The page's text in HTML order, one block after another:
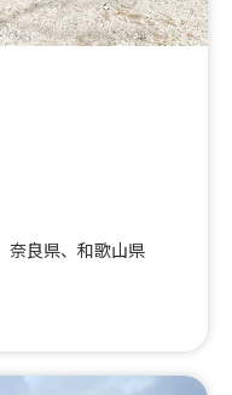
奈良県、 和歌山県